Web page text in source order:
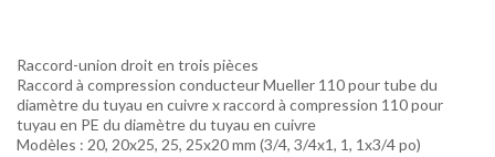
Raccord-union droit en trois pièces
Raccord à compression conducteur Mueller 110 pour tube du
diamètre du tuyau en cuivre x raccord à compression 110 pour
tuyau en PE du diamètre du tuyau en cuivre
Modèles : 20, 20x25, 25, 25x20 mm (3/4, 3/4x1, 1, 1x3/4 po)